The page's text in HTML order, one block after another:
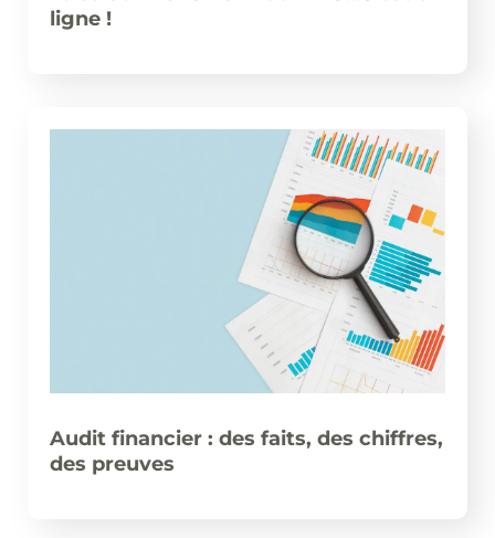
ligne !
Audit financier : des faits, des chiffres,
des preuves